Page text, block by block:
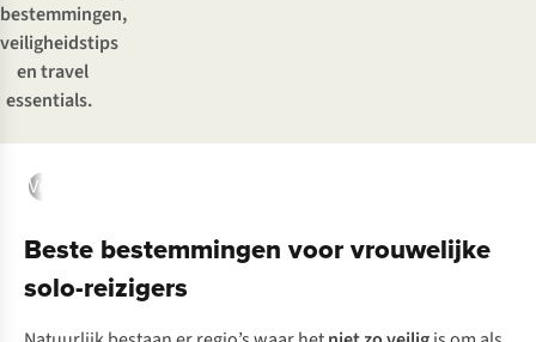
bestemmingen,
veiligheidstips
entravel
essentials.
Vrouwvriendelijke bestemmingen
Beste bestemmingen voor vrouwelijke
solo-reizigers